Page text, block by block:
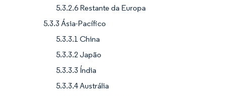
5.3.2.6 Restante da Europa
5.3.3 Ásia-Pacífico
5.3.3.1 China
5.3.3.2 Japão
5.3.3.3 Índia
5.3.3.4 Austrália